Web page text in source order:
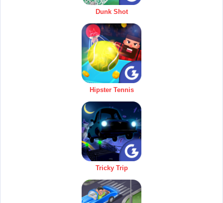
Dunk Shot
Hipster Tennis
Tricky Trip